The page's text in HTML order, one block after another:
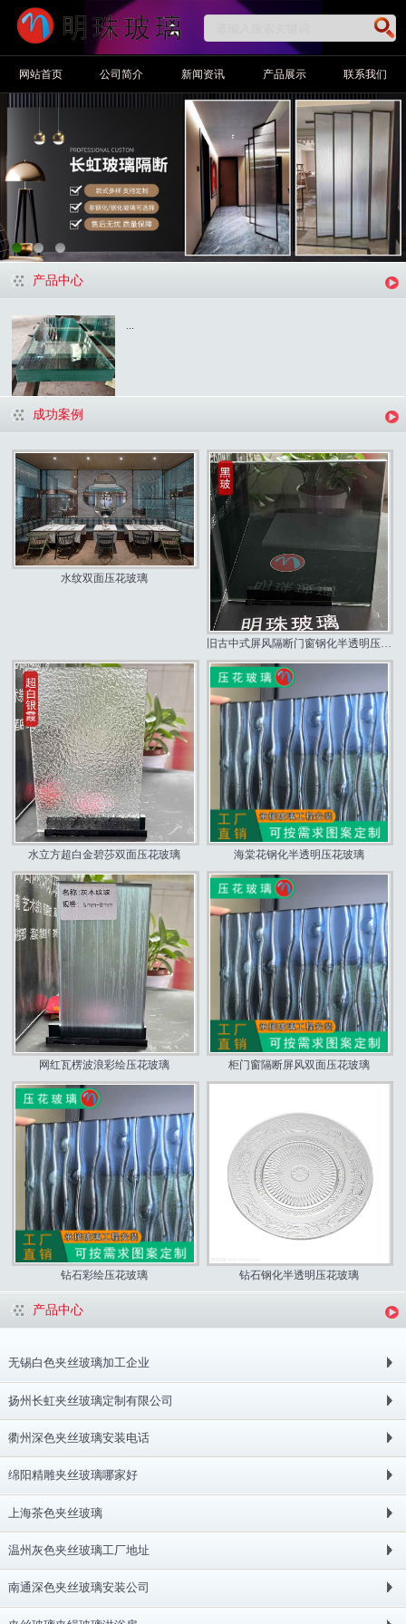
网站首页 公司简介 新闻资讯 产品展示 联系我们
产品中心
...
成功案例
水纹双面压花玻璃
旧古中式屏风隔断门窗钢化半透明压花玻璃
水立方超白金碧莎双面压花玻璃 海棠花钢化半透明压花玻璃
网红瓦楞波浪彩绘压花玻璃 柜门窗隔断屏风双面压花玻璃
钻石彩绘压花玻璃 钻石钢化半透明压花玻璃
产品中心
无锡白色夹丝玻璃加工企业
扬州长虹夹丝玻璃定制有限公司
衢州深色夹丝玻璃安装电话
绵阳精雕夹丝玻璃哪家好
上海茶色夹丝玻璃
温州灰色夹丝玻璃工厂地址
南通深色夹丝玻璃安装公司